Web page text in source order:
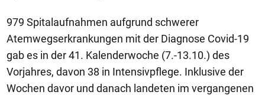
979 Spitalaufnahmen aufgrund schwerer
Atemwegserkrankungen mit der Diagnose Covid-19
gab es in der 41. Kalenderwoche (7.-13.10.) des
Vorjahres, davon 38 in Intensivpflege. Inklusive der
Wochen davor und danach landeten im vergangenen